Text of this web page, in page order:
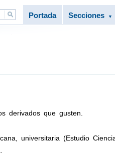
Portada Secciones ▼
derivados que gusten.
universitaria (Estudio